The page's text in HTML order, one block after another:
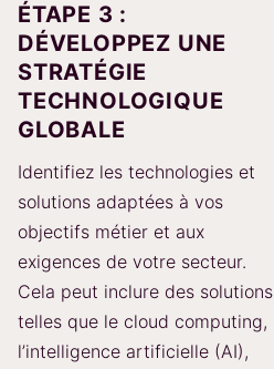
ÉTAPE 3 :
DÉVELOPPEZ UNE
STRATÉGIE
TECHNOLOGIQUE
GLOBALE
Identifiez les technologies et
solutions adaptées à vos
objectifs métier et aux
exigences de votre secteur.
Cela peut inclure des solutions
telles que le cloud computing,
l’intelligence artificielle (AI),